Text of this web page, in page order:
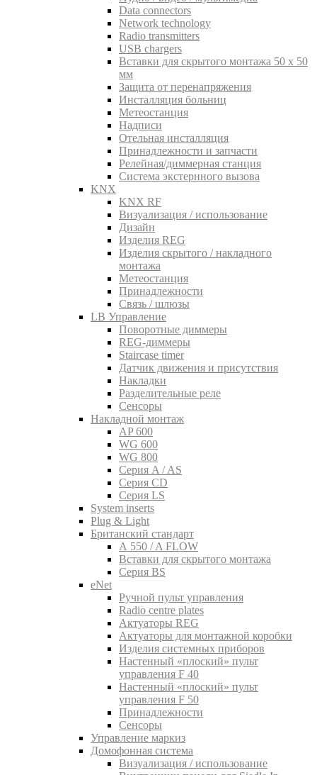
Data connectors
Network technology
Radio transmitters
USB chargers
Вставки для скрытого монтажа 50 x 50
мм
Защита от перенапряжения
Инсталляция больниц
Метеостанция
Надписи
Отельная инсталляция
Принадлежности и запчасти
Релейная/диммерная станция
Система экстернного вызова
KNX
KNX RF
Визуализация / использование
Дизайн
Изделия REG
Изделия скрытого / накладного
монтажа
Метеостанция
Принадлежности
Связь / шлюзы
LB Управление
Поворотные диммеры
REG-диммеры
Staircase timer
Датчик движения и присутствия
Накладки
Разделительные реле
Сенсоры
Накладной монтаж
AP 600
WG 600
WG 800
Серия A / AS
Серия CD
Серия LS
System inserts
Plug & Light
Британский стандарт
A 550 / A FLOW
Вставки для скрытого монтажа
Серия BS
eNet
Pучной пульт управления
Radio centre plates
Актуаторы REG
Актуаторы для монтажной коробки
Изделия системных приборов
Настенный «плоский» пульт
управления F 40
Настенный «плоский» пульт
управления F 50
Принадлежности
Сенсоры
Управление маркиз
Домофонная система
Визуализация / использование